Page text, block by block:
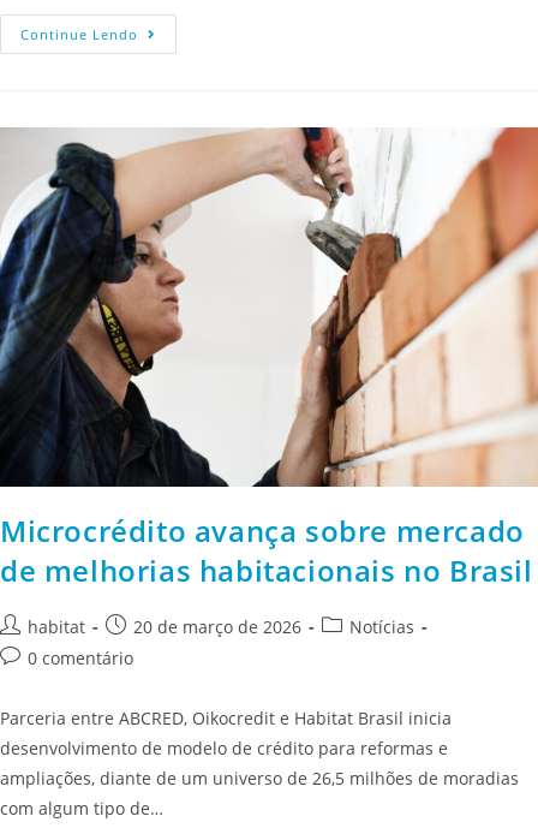
Continue Lendo
Microcrédito avança sobre mercado
de melhorias habitacionais no Brasil
habitat 20 de março de 2026
Notícias
0 comentário
Parceria entre ABCRED, Oikocredit e Habitat Brasil inicia
desenvolvimento de modelo de crédito para reformas e
ampliações, diante de um universo de 26,5 milhões de moradias
com algum tipo de…